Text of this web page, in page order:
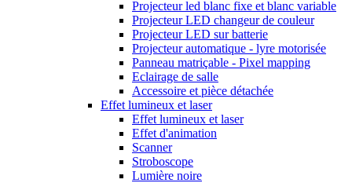
Projecteur led blanc fixe et blanc variable
Projecteur LED changeur de couleur
Projecteur LED sur batterie
Projecteur automatique - lyre motorisée
Panneau matriçable - Pixel mapping
Eclairage de salle
Accessoire et pièce détachée
Effet lumineux et laser
Effet lumineux et laser
Effet d'animation
Scanner
Stroboscope
Lumière noire